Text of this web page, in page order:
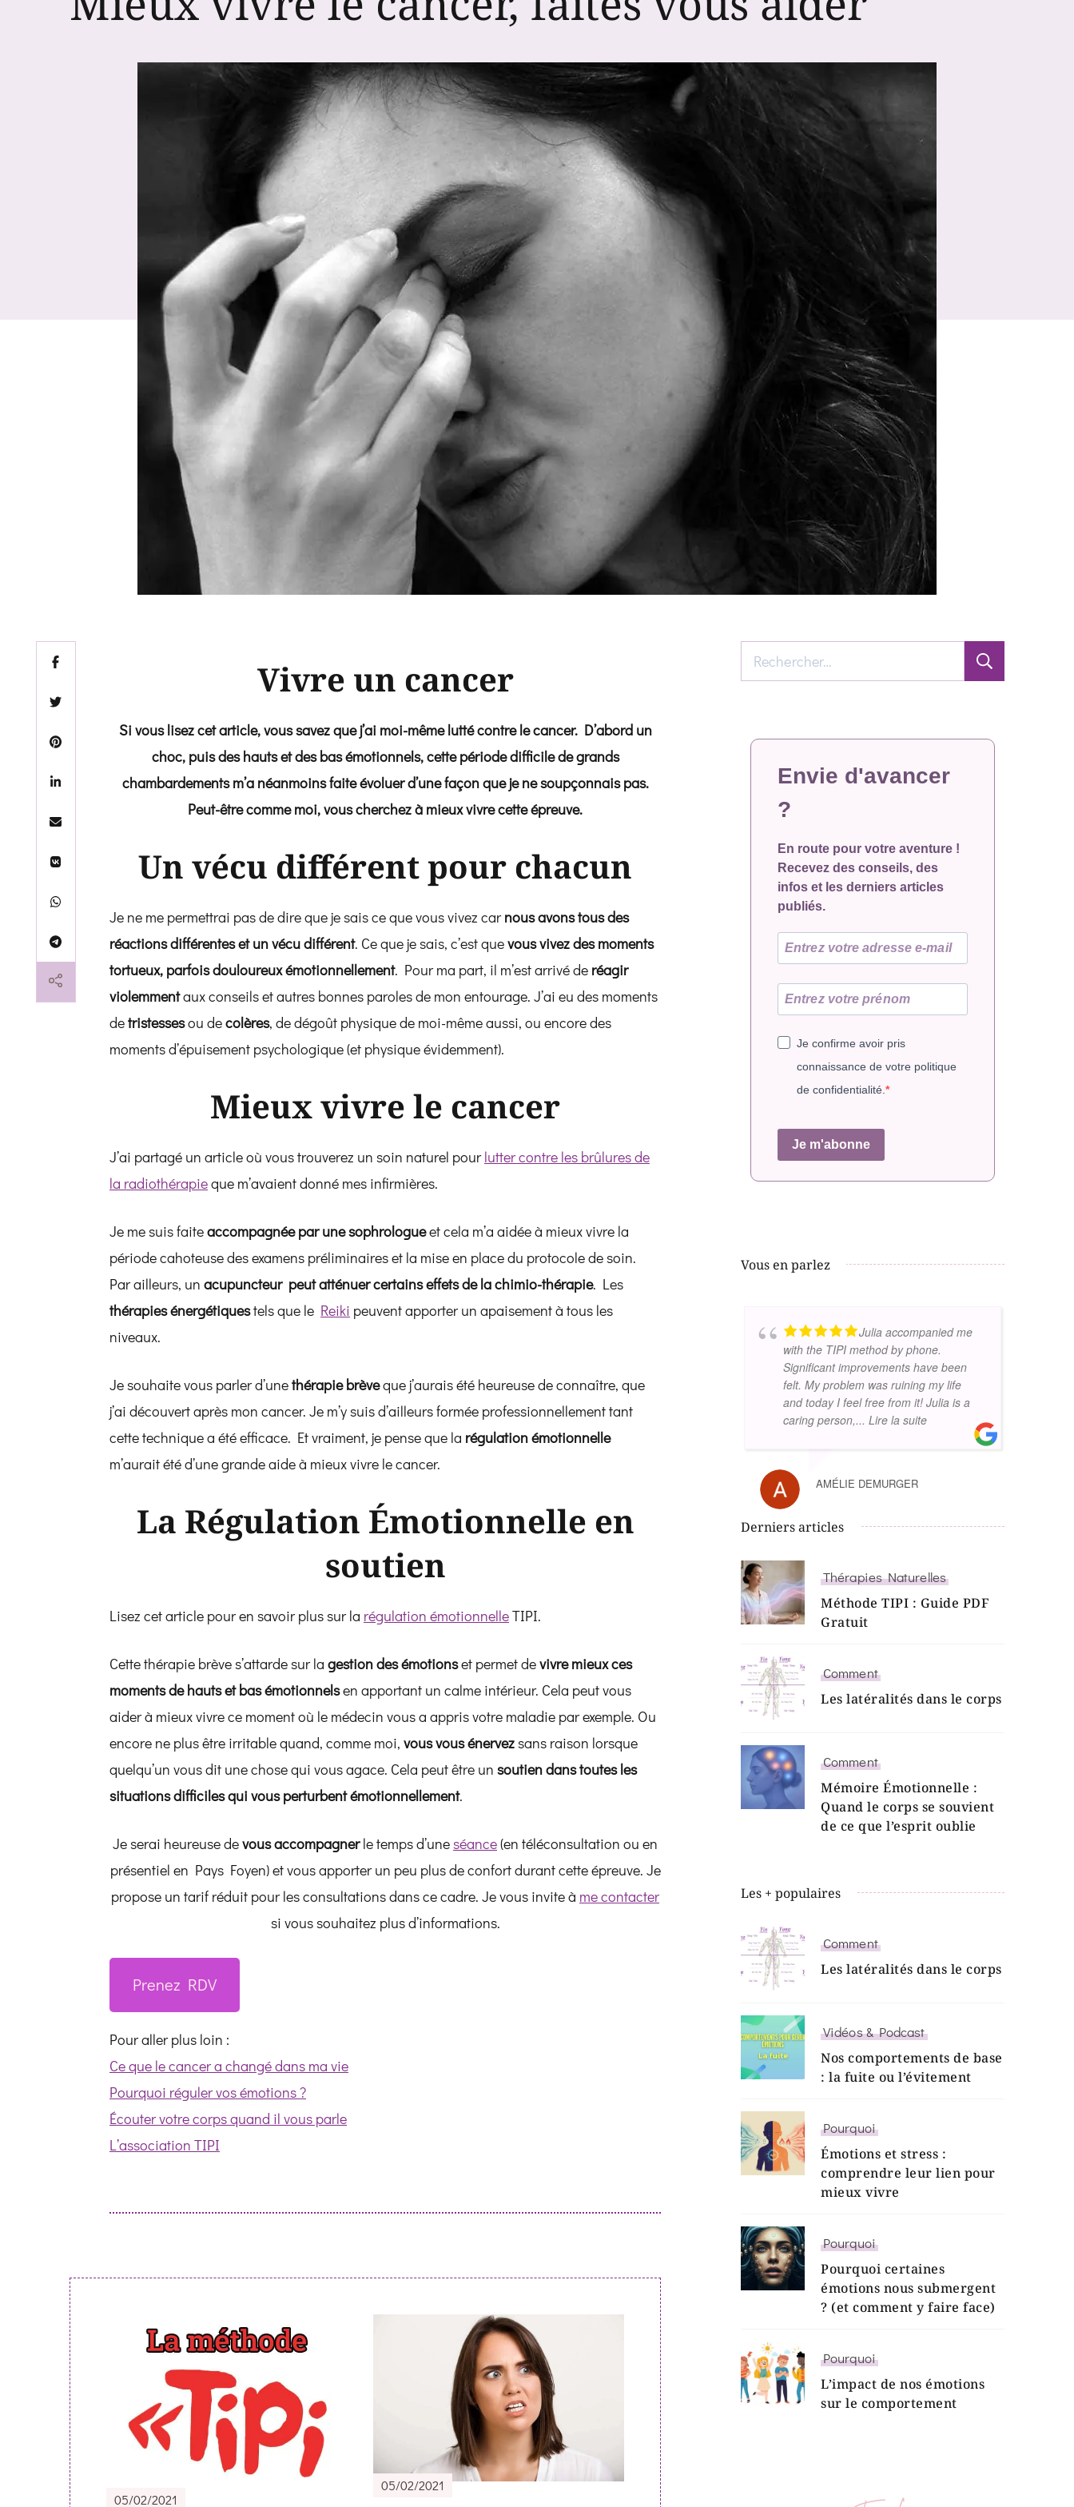
Vivre un cancer
Si vous lisez cet article, vous savez que j’ai moi-même lutté contre le cancer. D’abord un
choc, puis des hauts et des bas émotionnels, cette période difficile de grands
chambardements m’a néanmoins faite évoluer d’une façon que je ne soupçonnais pas.
Peut-être comme moi, vous cherchez à mieux vivre cette épreuve.
Un vécu différent pour chacun
Je ne me permettrai pas de dire que je sais ce que vous vivez carnous avons tous des
réactions différentes et un vécu différent. Ce que je sais, c’est quevous vivez des moments
tortueux, parfois douloureux émotionnellement. Pour ma part, il m’est arrivé de réagir
violemmentaux conseils et autres bonnes paroles de mon entourage. J’ai eu des moments
detristessesou decolères, de dégoût physique de moi-même aussi, ou encore des
moments d’épuisement psychologique (et physique évidemment).
Mieux vivre le cancer
J’ai partagé un article où vous trouverez un soin naturel pourlutter contre les brûlures de
la radiothérapieque m’avaient donné mes infirmières.
Je me suis faiteaccompagnée par une sophrologueet cela m’a aidée à mieux vivre la
période cahoteuse des examens préliminaires et la mise en place du protocole de soin.
Par ailleurs, un acupuncteur peut atténuer certains effets de la chimio-thérapie. Les
thérapies énergétiquestels que le Reiki peuvent apporter un apaisement à tous les
niveaux.
Je souhaite vous parler d’unethérapie brèveque j’aurais été heureuse de connaître, que
j’ai découvert après mon cancer. Je m’y suis d’ailleurs formée professionnellement tant
cette technique a été efficace. Et vraiment, je pense que la régulation émotionnelle
m’aurait été d’une grande aide à mieux vivre le cancer.
La Régulation Émotionnelle en
soutien
Lisez cet article pour en savoir plus sur la régulation émotionnelleTIPI.
Cette thérapie brève s’attarde sur la gestion des émotionset permet devivre mieux ces
moments de hauts et bas émotionnelsen apportant un calme intérieur. Cela peut vous
aider à mieux vivre ce moment où le médecin vous a appris votre maladie par exemple. Ou
encore ne plus être irritable quand, comme moi, vous vous énervezsans raison lorsque
quelqu’un vous dit une chose qui vous agace. Cela peut être un soutien dans toutes les
situations difficiles qui vous perturbent émotionnellement.
Je serai heureuse devous accompagnerle temps d’uneséance(en téléconsultation ou en
présentiel en Pays Foyen) et vous apporter un peu plus de confort durant cette épreuve. Je
propose un tarif réduit pour les consultations dans ce cadre. Je vous invite à me contacter
si vous souhaitez plus d’informations.
Prenez RDV
Pour aller plus loin :
Ce que le cancer a changé dans ma vie
Pourquoi réguler vos émotions ?
Écouter votre corps quand il vous parle
L’association TIPI
Post
Navigation
05/02/2021
05/02/2021
Rechercher :
Envie d'avancer
?
En route pour votre aventure !
Recevez des conseils, des
infos et les derniers articles
publiés.
Je confirme avoir pris
connaissance de votre politique
de confidentialité.
Je m'abonne
Vous en parlez
Julia accompanied me
with the TIPI method by phone.
Significant improvements have been
felt. My problem was ruining my life
and today I feel free from it! Julia is a
caring person,... Lire la suite
AMÉLIE DEMURGER
Derniers articles
Thérapies Naturelles
Méthode TIPI : Guide PDF
Gratuit
Comment
Les latéralités dans le corps
Comment
Mémoire Émotionnelle :
Quand le corps se souvient
de ce que l’esprit oublie
Les + populaires
Comment
Les latéralités dans le corps
Vidéos & Podcast
Nos comportements de base
: la fuite ou l’évitement
Pourquoi
Émotions et stress :
comprendre leur lien pour
mieux vivre
Pourquoi
Pourquoi certaines
émotions nous submergent
? (et comment y faire face)
Pourquoi
L’impact de nos émotions
sur le comportement